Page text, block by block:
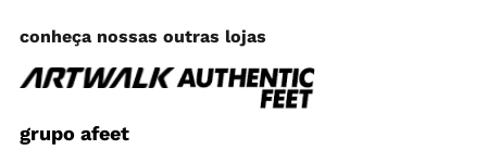
conheça nossas outras lojas
grupo afeet